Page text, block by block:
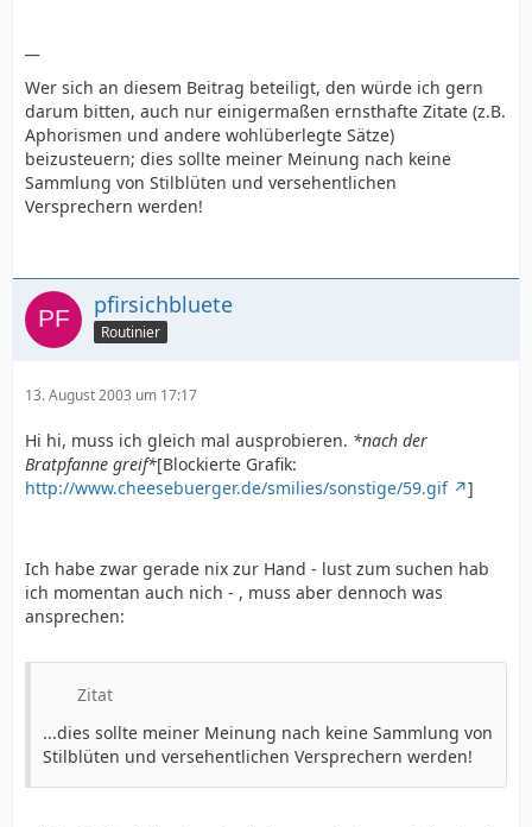
Wer sich an diesem Beitrag beteiligt, den würde ich gern
darum bitten, auch nur einigermaßen ernsthafte Zitate (z.B.
Aphorismen und andere wohlüberlegte Sätze)
beizusteuern; dies sollte meiner Meinung nach keine
Sammlung von Stilblüten und versehentlichen
Versprechern werden!
pfirsichbluete
Routinier
13. August 2003 um 17:17
Hi hi, muss ich gleich mal ausprobieren. *nach der
Bratpfanne greif*[Blockierte Grafik:
http://www.cheesebuerger.de/smilies/sonstige/59.gif
]
Ich habe zwar gerade nix zur Hand - lust zum suchen hab
ich momentan auch nich - , muss aber dennoch was
ansprechen:
Zitat
...dies sollte meiner Meinung nach keine Sammlung von
Stilblüten und versehentlichen Versprechern werden!